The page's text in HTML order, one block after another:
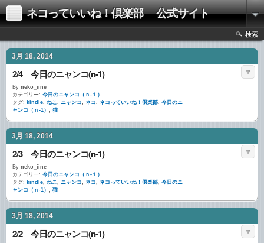
ネコっていいね！倶楽部 公式サイト
検索
3月 18, 2014
2/4 今日のニャンコ(n-1)
By neko_iine
カテゴリー: 今日のニャンコ（ｎ-１）
タグ: kindle, ねこ, ニャンコ, ネコ, ネコっていいね！倶楽部, 今日のニ
ャンコ（ｎ-1） , 猫
3月 18, 2014
2/3 今日のニャンコ(n-1)
By neko_iine
カテゴリー: 今日のニャンコ（ｎ-１）
タグ: kindle, ねこ, ニャンコ, ネコ, ネコっていいね！倶楽部, 今日のニ
ャンコ（ｎ-1） , 猫
3月 18, 2014
2/2 今日のニャンコ(n-1)